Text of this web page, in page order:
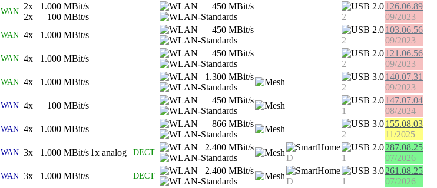
WAN
2x 1.000 MBit/s
2x 100 MBit/s
450 MBit/s
2.0
2
126.06.89
09/2023
WAN 4x 1.000 MBit/s
450 MBit/s
2.0
2
103.06.56
09/2023
WAN 4x 1.000 MBit/s
450 MBit/s
2.0
2
121.06.56
09/2023
WAN 4x 1.000 MBit/s
1.300 MBit/s
3.0
2
140.07.31
09/2023
WAN 4x 100 MBit/s
450 MBit/s
2.0
1
147.07.04
08/2024
WAN 4x 1.000 MBit/s
866 MBit/s
3.0
2
155.08.03
11/2025
WAN 3x 1.000 MBit/s1x analog DECT
2.400 MBit/s
D
2.0
1
287.08.25
07/2026
WAN 3x 1.000 MBit/s DECT
2.400 MBit/s
D
3.0
1
261.08.25
07/2026